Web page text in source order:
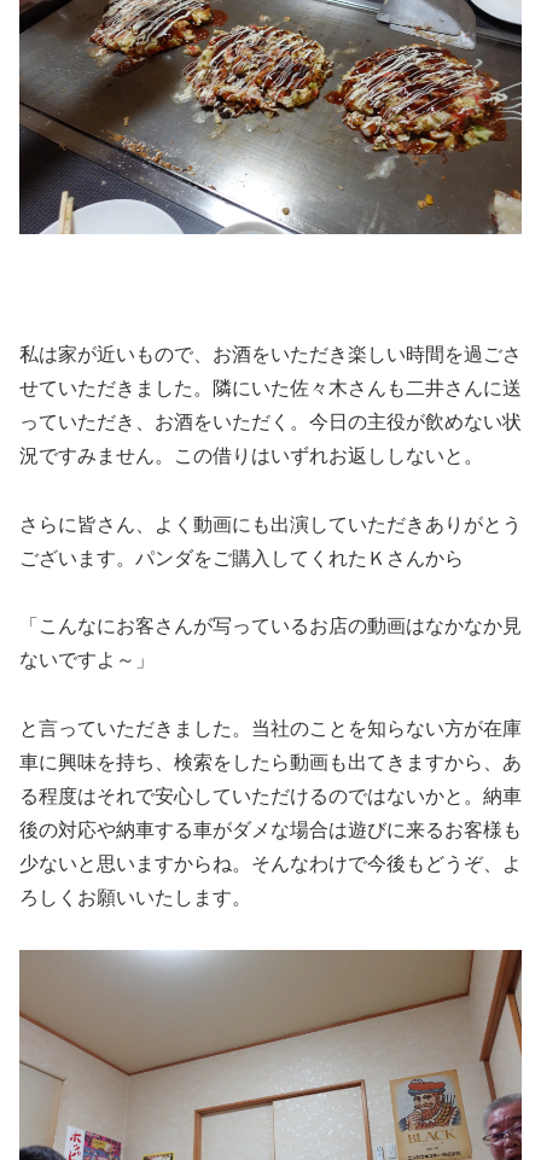
私は家が近いもので、お酒をいただき楽しい時間を過ごさ
せていただきました。隣にいた佐々木さんも二井さんに送
っていただき、お酒をいただく。今日の主役が飲めない状
況ですみません。この借りはいずれお返ししないと。
さらに皆さん、よく動画にも出演していただきありがとう
ございます。パンダをご購入してくれたＫさんから
「こんなにお客さんが写っているお店の動画はなかなか見
ないですよ～」
と言っていただきました。当社のことを知らない方が在庫
車に興味を持ち、検索をしたら動画も出てきますから、あ
る程度はそれで安心していただけるのではないかと。納車
後の対応や納車する車がダメな場合は遊びに来るお客様も
少ないと思いますからね。そんなわけで今後もどうぞ、よ
ろしくお願いいたします。